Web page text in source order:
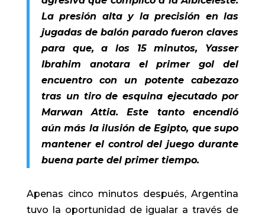
La presión alta y la precisión en las
jugadas de balón parado fueron claves
para que, a los 15 minutos, Yasser
Ibrahim anotara el primer gol del
encuentro con un potente cabezazo
tras un tiro de esquina ejecutado por
Marwan Attia. Este tanto encendió
aún más la ilusión de Egipto, que supo
mantener el control del juego durante
buena parte del primer tiempo.
Apenas cinco minutos después, Argentina
tuvo la oportunidad de igualar a través de